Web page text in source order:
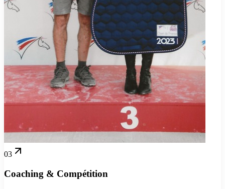
03
Coaching & Compétition